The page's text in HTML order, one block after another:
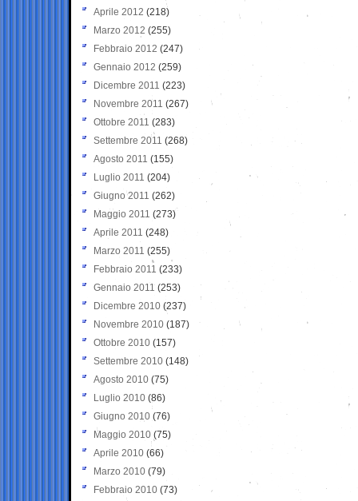
Aprile 2012 (218)
Marzo 2012 (255)
Febbraio 2012 (247)
Gennaio 2012 (259)
Dicembre 2011 (223)
Novembre 2011 (267)
Ottobre 2011 (283)
Settembre 2011 (268)
Agosto 2011 (155)
Luglio 2011 (204)
Giugno 2011 (262)
Maggio 2011 (273)
Aprile 2011 (248)
Marzo 2011 (255)
Febbraio 2011 (233)
Gennaio 2011 (253)
Dicembre 2010 (237)
Novembre 2010 (187)
Ottobre 2010 (157)
Settembre 2010 (148)
Agosto 2010 (75)
Luglio 2010 (86)
Giugno 2010 (76)
Maggio 2010 (75)
Aprile 2010 (66)
Marzo 2010 (79)
Febbraio 2010 (73)